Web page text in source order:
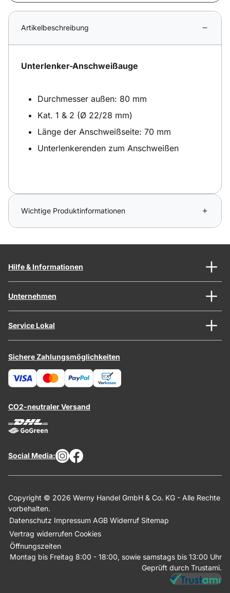
Artikelbeschreibung
Unterlenker-Anschweißauge
Durchmesser außen: 80 mm
Kat. 1 & 2 (Ø 22/28 mm)
Länge der Anschweißseite: 70 mm
Unterlenkerenden zum Anschweißen
Wichtige Produktinformationen
Hilfe & Informationen
Unternehmen
Service Lokal
Sichere Zahlungsmöglichkeiten
CO2-neutraler Versand
Social Media:
Copyright © 2026 Werny Handel GmbH & Co. KG - Alle Rechte
vorbehalten.
Datenschutz Impressum AGB Widerruf Sitemap
Vertrag widerrufen Cookies
Öffnungszeiten
Montag bis Freitag 8:00 - 18:00, sowie samstags bis 13:00 Uhr
Geprüft durch Trustami.